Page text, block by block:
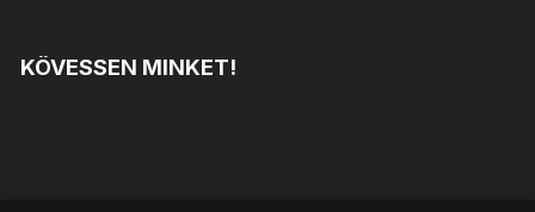
KÖVESSEN MINKET!